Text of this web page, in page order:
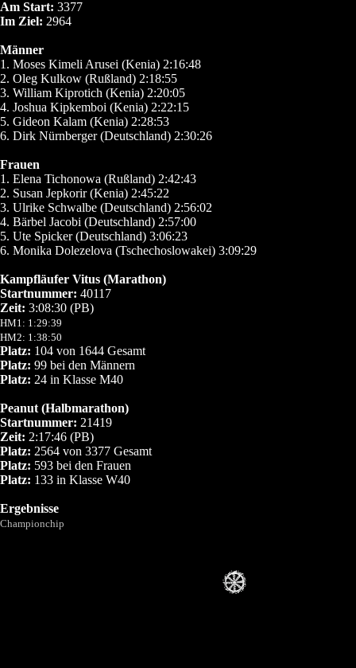
Am Start: 3377
Im Ziel: 2964
Männer
1. Moses Kimeli Arusei (Kenia) 2:16:48
2. Oleg Kulkow (Rußland) 2:18:55
3. William Kiprotich (Kenia) 2:20:05
4. Joshua Kipkemboi (Kenia) 2:22:15
5. Gideon Kalam (Kenia) 2:28:53
6. Dirk Nürnberger (Deutschland) 2:30:26
Frauen
1. Elena Tichonowa (Rußland) 2:42:43
2. Susan Jepkorir (Kenia) 2:45:22
3. Ulrike Schwalbe (Deutschland) 2:56:02
4. Bärbel Jacobi (Deutschland) 2:57:00
5. Ute Spicker (Deutschland) 3:06:23
6. Monika Dolezelova (Tschechoslowakei) 3:09:29
Kampfläufer Vitus (Marathon)
Startnummer: 40117
Zeit: 3:08:30 (PB)
HM1: 1:29:39
HM2: 1:38:50
Platz: 104 von 1644 Gesamt
Platz: 99 bei den Männern
Platz: 24 in Klasse M40
Peanut (Halbmarathon)
Startnummer: 21419
Zeit: 2:17:46 (PB)
Platz: 2564 von 3377 Gesamt
Platz: 593 bei den Frauen
Platz: 133 in Klasse W40
Ergebnisse
Championchip